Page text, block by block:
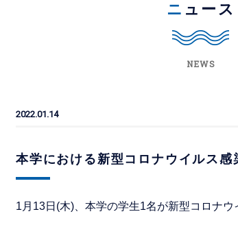
ニュース
NEWS
2022.01.14
本学における新型コロナウイルス
1月13日(木)、本学の学生1名が新型コロナウ